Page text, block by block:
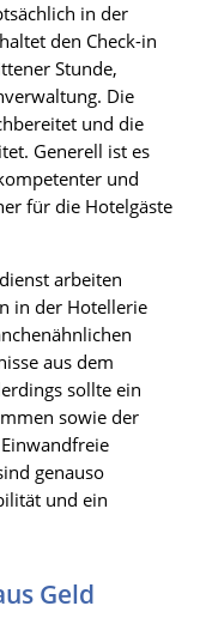
in der
den Check-in
Stunde,
Die
und die
Generell ist es
und
für die Hotelgäste
arbeiten
in der Hotellerie
aus dem
sollte ein
sowie der
genauso
und ein
Geld